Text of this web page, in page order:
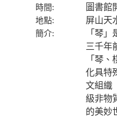
時間:
圖書館
地點:
屏山天
簡介:
「琴
三千年
「琴
化具特
文組織
級非物
的美妙